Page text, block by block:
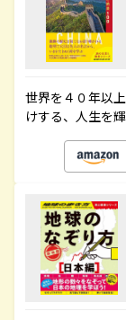
世界を４０年以
けする、人生を